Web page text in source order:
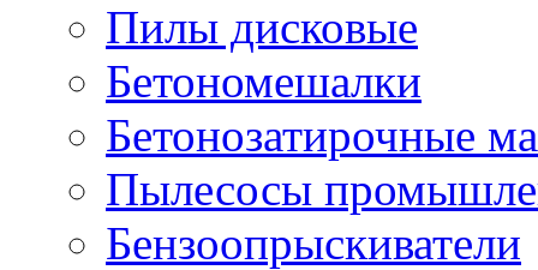
Пилы дисковые
Бетономешалки
Бетонозатирочные
Пылесосы
Бензоопрыскиватели